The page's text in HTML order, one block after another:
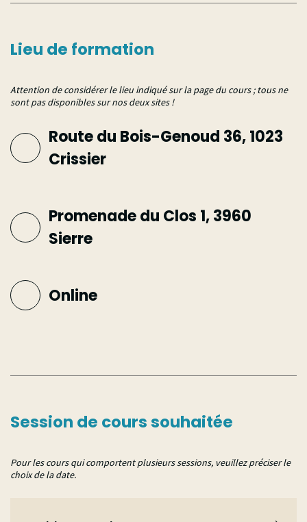
Lieu de formation
Attention de considérer le lieu indiqué sur la page du cours ; tous ne
sont pas disponibles sur nos deux sites !
Route du Bois-Genoud 36, 1023
Crissier
Promenade du Clos 1, 3960
Sierre
Online
Session de cours souhaitée
Pour les cours qui comportent plusieurs sessions, veuillez préciser le
choix de la date.